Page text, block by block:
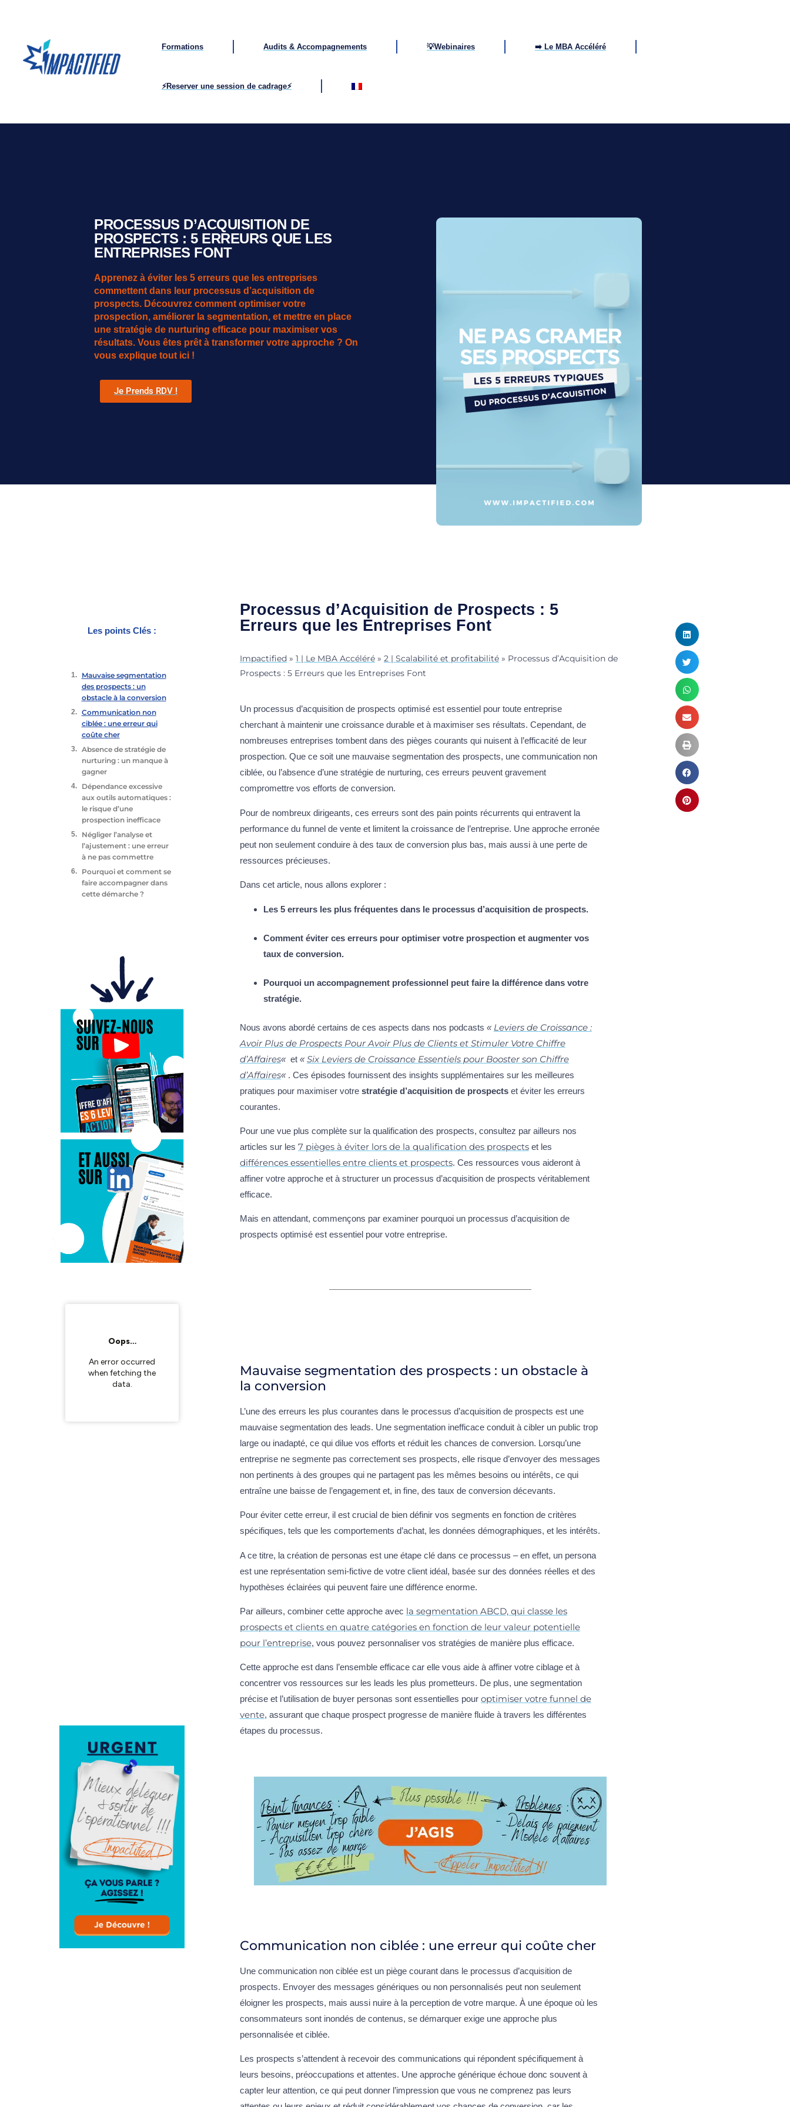
Formations Audits & Accompagnements 💡Webinaires ➡️ Le MBA Accéléré
⚡Reserver une session de cadrage⚡
PROCESSUS D’ACQUISITION DE
PROSPECTS : 5 ERREURS QUE LES
ENTREPRISES FONT
Apprenez à éviter les 5 erreurs que les entreprises
commettent dans leur processus d’acquisition de
prospects. Découvrez comment optimiser votre
prospection, améliorer la segmentation, et mettre en place
une stratégie de nurturing efficace pour maximiser vos
résultats. Vous êtes prêt à transformer votre approche ? On
vous explique tout ici !
Je Prends RDV !
Les points Clés :
Mauvaise segmentation
des prospects : un
obstacle à la conversion
Communication non
ciblée : une erreur qui
coûte cher
Absence de stratégie de
nurturing : un manque à
gagner
Dépendance excessive
aux outils automatiques :
le risque d’une
prospection inefficace
Négliger l’analyse et
l’ajustement : une erreur
à ne pas commettre
Pourquoi et comment se
faire accompagner dans
cette démarche ?
Processus d’Acquisition de Prospects : 5
Erreurs que les Entreprises Font
Impactified » 1 | Le MBA Accéléré» 2 | Scalabilité et profitabilité» Processus d’Acquisition de
Prospects : 5 Erreurs que les Entreprises Font
Un processus d’acquisition de prospects optimisé est essentiel pour toute entreprise
cherchant à maintenir une croissance durable et à maximiser ses résultats. Cependant, de
nombreuses entreprises tombent dans des pièges courants qui nuisent à l’efficacité de leur
prospection. Que ce soit une mauvaise segmentation des prospects, une communication non
ciblée, ou l’absence d’une stratégie de nurturing, ces erreurs peuvent gravement
compromettre vos efforts de conversion.
Pour de nombreux dirigeants, ces erreurs sont des pain points récurrents qui entravent la
performance du funnel de vente et limitent la croissance de l’entreprise. Une approche erronée
peut non seulement conduire à des taux de conversion plus bas, mais aussi à une perte de
ressources précieuses.
Dans cet article, nous allons explorer :
Les 5 erreurs les plus fréquentes dans le processus d’acquisition de prospects.
Comment éviter ces erreurs pour optimiser votre prospection et augmenter vos
taux de conversion.
Pourquoi un accompagnement professionnel peut faire la différence dans votre
stratégie.
Nous avons abordé certains de ces aspects dans nos podcasts « Leviers de Croissance :
Avoir Plus de Prospects Pour Avoir Plus de Clients et Stimuler Votre Chiffre
d’Affaires« et « Six Leviers de Croissance Essentiels pour Booster son Chiffre
d’Affaires« . Ces épisodes fournissent des insights supplémentaires sur les meilleures
pratiques pour maximiser votre stratégie d’acquisition de prospectset éviter les erreurs
courantes.
Pour une vue plus complète sur la qualification des prospects, consultez par ailleurs nos
articles sur les 7 pièges à éviter lors de la qualification des prospectset les
différences essentielles entre clients et prospects. Ces ressources vous aideront à
affiner votre approche et à structurer un processus d’acquisition de prospects véritablement
efficace.
Mais en attendant, commençons par examiner pourquoi un processus d’acquisition de
prospects optimisé est essentiel pour votre entreprise.
Mauvaise segmentation des prospects : un obstacle à
la conversion
L’une des erreurs les plus courantes dans le processus d’acquisition de prospects est une
mauvaise segmentation des leads. Une segmentation inefficace conduit à cibler un public trop
large ou inadapté, ce qui dilue vos efforts et réduit les chances de conversion. Lorsqu’une
entreprise ne segmente pas correctement ses prospects, elle risque d’envoyer des messages
non pertinents à des groupes qui ne partagent pas les mêmes besoins ou intérêts, ce qui
entraîne une baisse de l’engagement et, in fine, des taux de conversion décevants.
Pour éviter cette erreur, il est crucial de bien définir vos segments en fonction de critères
spécifiques, tels que les comportements d’achat, les données démographiques, et les intérêts.
A ce titre, la création de personas est une étape clé dans ce processus – en effet, un persona
est une représentation semi-fictive de votre client idéal, basée sur des données réelles et des
hypothèses éclairées qui peuvent faire une différence enorme.
Par ailleurs, combiner cette approche avec la segmentation ABCD, qui classe les
prospects et clients en quatre catégories en fonction de leur valeur potentielle
pour l’entreprise, vous pouvez personnaliser vos stratégies de manière plus efficace.
Cette approche est dans l’ensemble efficace car elle vous aide à affiner votre ciblage et à
concentrer vos ressources sur les leads les plus prometteurs. De plus, une segmentation
précise et l’utilisation de buyer personas sont essentielles pour optimiser votre funnel de
vente, assurant que chaque prospect progresse de manière fluide à travers les différentes
étapes du processus.
Communication non ciblée : une erreur qui coûte cher
Une communication non ciblée est un piège courant dans le processus d’acquisition de
prospects. Envoyer des messages génériques ou non personnalisés peut non seulement
éloigner les prospects, mais aussi nuire à la perception de votre marque. À une époque où les
consommateurs sont inondés de contenus, se démarquer exige une approche plus
personnalisée et ciblée.
Les prospects s’attendent à recevoir des communications qui répondent spécifiquement à
leurs besoins, préoccupations et attentes. Une approche générique échoue donc souvent à
capter leur attention, ce qui peut donner l’impression que vous ne comprenez pas leurs